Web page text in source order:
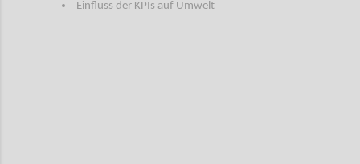
Einfluss der KPIs auf Umwelt